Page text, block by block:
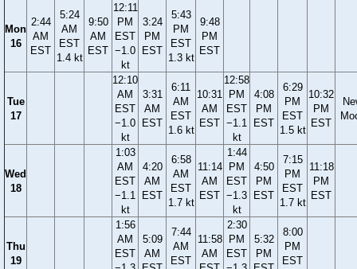
Mon
16
2:44
AM
EST
5:24
AM
EST
1.4 kt
9:50
AM
EST
12:11
PM
EST
−1.0
kt
3:24
PM
EST
5:43
PM
EST
1.3 kt
9:48
PM
EST
Tue
17
12:10
AM
EST
−1.0
kt
3:31
AM
EST
6:11
AM
EST
1.6 kt
10:31
AM
EST
12:58
PM
EST
−1.1
kt
4:08
PM
EST
6:29
PM
EST
1.5 kt
10:32
PM
EST
Wed
18
1:03
AM
EST
−1.1
kt
4:20
AM
EST
6:58
AM
EST
1.7 kt
11:14
AM
EST
1:44
PM
EST
−1.3
kt
4:50
PM
EST
7:15
PM
EST
1.7 kt
11:18
PM
EST
Thu
19
1:56
AM
EST
5:09
AM
7:44
AM
EST
11:58
AM
2:30
PM
EST
5:32
PM
8:00
PM
EST